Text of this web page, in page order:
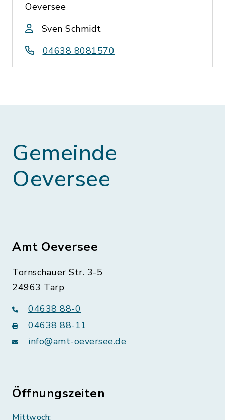
Oeversee
Sven Schmidt
04638 8081570
Gemeinde
Oeversee
Amt Oeversee
Tornschauer Str. 3-5
24963 Tarp
04638 88-0
04638 88-11
info@amt-oeversee.de
Öffnungszeiten
Mittwoch: